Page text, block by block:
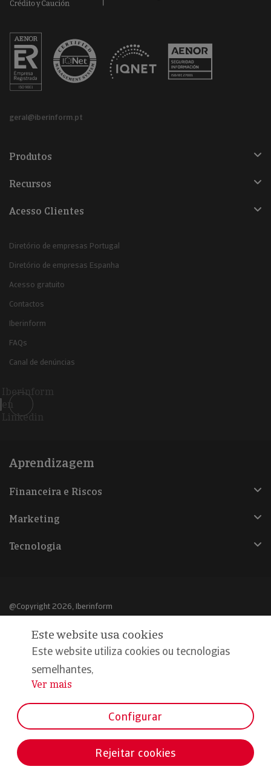
geral@iberinform.pt
Produtos
Recursos
Acesso Clientes
Diretório de empresas Portugal
Diretório de empresas Espanha
Acesso gratuito
Contactos
Iberinform
FAQs
Canal de denúncias
Iberinform
en
Linkedin
Aprendizagem
Financeira e Riscos
Marketing
Tecnologia
@Copyright 2026, Iberinform
Aviso legal
Política de cookies
Declaração de privacidade
Este website usa cookies
Este website utiliza cookies ou tecnologias
semelhantes,
...
Ver mais
Configurar
Rejeitar cookies